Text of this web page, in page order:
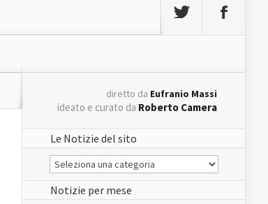
diretto da Eufranio Massi
ideato e curato da Roberto Camera
Le Notizie del sito
Le
Notizie
del
sito
Notizie per mese